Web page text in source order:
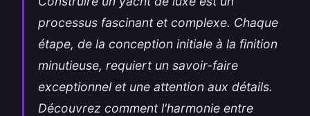
processus fascinant et complexe. Chaque
étape, de la conception initiale à la finition
minutieuse, requiert un savoir-faire
exceptionnel et une attention aux détails.
Découvrez comment l'harmonie entre